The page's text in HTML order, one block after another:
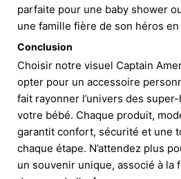
parfaite pour une baby shower
une famille fière de son héros
Conclusion
Choisir notre visuel Captain
opter pour un accessoire
fait rayonner l’univers des
votre bébé. Chaque produit,
garantit confort, sécurité et une
chaque étape. N’attendez plus
un souvenir unique, associé à la